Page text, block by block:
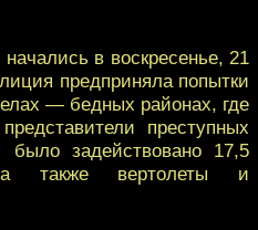
в воскресенье, 21
предприняла попытки
— бедных районах, где
преступных
было задействовано 17,5
а также вертолеты и